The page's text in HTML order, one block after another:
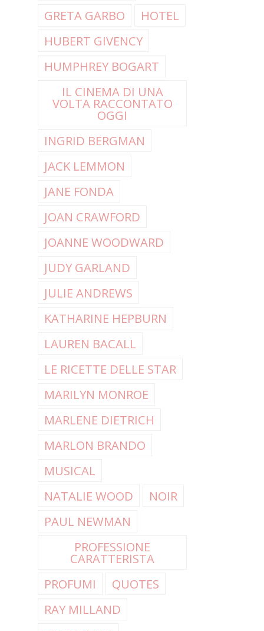
GRETA GARBO
HOTEL
HUBERT GIVENCY
HUMPHREY BOGART
IL CINEMA DI UNA
VOLTA RACCONTATO
OGGI
INGRID BERGMAN
JACK LEMMON
JANE FONDA
JOAN CRAWFORD
JOANNE WOODWARD
JUDY GARLAND
JULIE ANDREWS
KATHARINE HEPBURN
LAUREN BACALL
LE RICETTE DELLE STAR
MARILYN MONROE
MARLENE DIETRICH
MARLON BRANDO
MUSICAL
NATALIE WOOD
NOIR
PAUL NEWMAN
PROFESSIONE
CARATTERISTA
PROFUMI
QUOTES
RAY MILLAND